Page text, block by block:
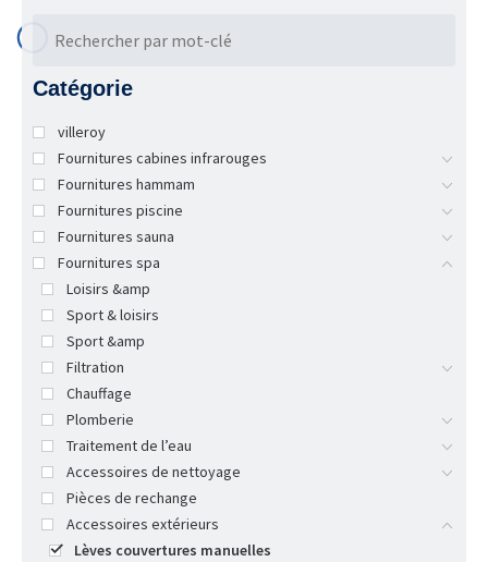
Catégorie
villeroy
Fournitures cabines infrarouges
Fournitures hammam
Fournitures piscine
Fournitures sauna
Fournitures spa
Loisirs &amp
Sport & loisirs
Sport &amp
Filtration
Chauffage
Plomberie
Traitement de l’eau
Accessoires de nettoyage
Pièces de rechange
Accessoires extérieurs
Lèves couvertures manuelles